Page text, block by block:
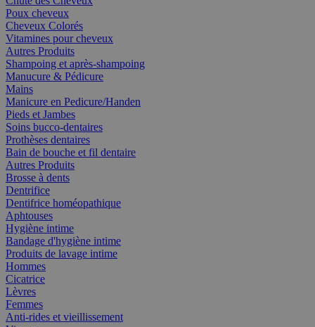
Poux cheveux
Cheveux Colorés
Vitamines pour cheveux
Autres Produits
Shampoing et après-shampoing
Manucure & Pédicure
Mains
Manicure en Pedicure/Handen
Pieds et Jambes
Soins bucco-dentaires
Prothèses dentaires
Bain de bouche et fil dentaire
Autres Produits
Brosse à dents
Dentrifice
Dentifrice homéopathique
Aphtouses
Hygiène intime
Bandage d'hygiène intime
Produits de lavage intime
Hommes
Cicatrice
Lèvres
Femmes
Anti-rides et vieillissement